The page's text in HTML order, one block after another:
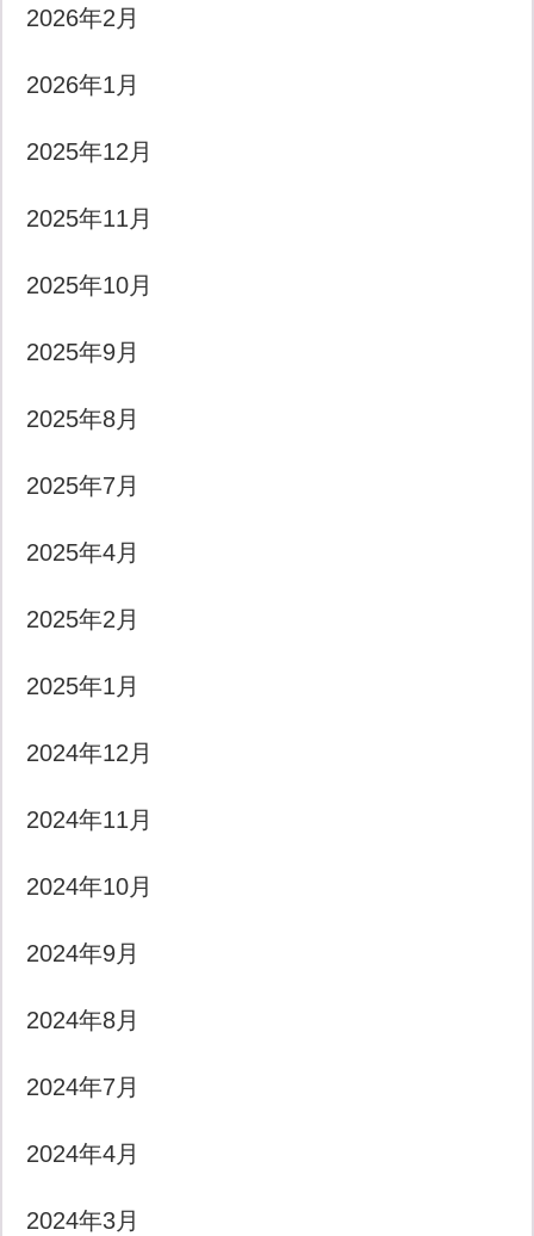
2026年2月
2026年1月
2025年12月
2025年11月
2025年10月
2025年9月
2025年8月
2025年7月
2025年4月
2025年2月
2025年1月
2024年12月
2024年11月
2024年10月
2024年9月
2024年8月
2024年7月
2024年4月
2024年3月